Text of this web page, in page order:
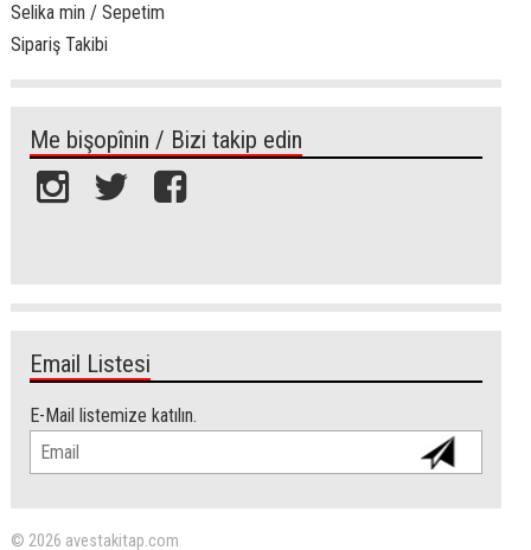
Selika min / Sepetim
Sipariş Takibi
Me bişopînin / Bizi takip edin
Email Listesi
E-Mail listemize katılın.
© 2026 avestakitap.com